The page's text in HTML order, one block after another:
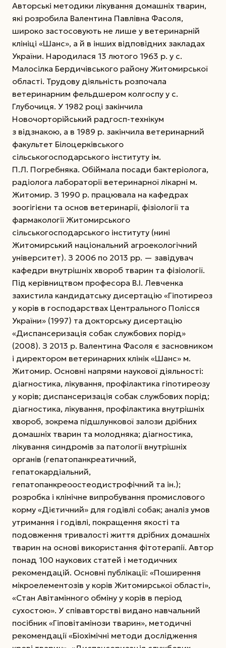
Авторські методики лікування домашніх тварин,
які розробила Валентина Павлівна Фасоля,
широко застосовують не лише у ветеринарній
клініці «Шанс», а й в інших відповідних закладах
України. Народилася 13 лютого 1963 р. у с.
Малосілка Бердичівського району Житомирської
області. Трудову діяльність розпочала
ветеринарним фельдшером колгоспу у с.
Глубочиця. У 1982 році закінчила
Новочорторійський радгосп-технікум
з відзнакою, а в 1989 р. закінчила ветеринарний
факультет Білоцерківського
сільськогосподарського інституту ім.
П.Л. Погребняка. Обіймала посади бактеріолога,
радіолога лабораторії ветеринарної лікарні м.
Житомир. З 1990 р. працювала на кафедрах
зоогігієни та основ ветеринарії, фізіології та
фармакології Житомирського
сільськогосподарського інституту (нині
Житомирський національний агроекологічний
університет). З 2006 по 2013 рр. — завідувач
кафедри внутрішніх хвороб тварин та фізіології.
Під керівництвом професора В.І. Левченка
захистила кандидатську дисертацію «Гіпотиреоз
у корів в господарствах Центрального Полісся
України» (1997) та докторську дисертацію
«Диспансеризація собак службових порід»
(2008). З 2013 р. Валентина Фасоля є засновником
і директором ветеринарних клінік «Шанс» м.
Житомир. Основні напрями наукової діяльності:
діагностика, лікування, профілактика гіпотиреозу
у корів; диспансеризація собак службових порід;
діагностика, лікування, профілактика внутрішніх
хвороб, зокрема підшлункової залози дрібних
домашніх тварин та молодняка; діагностика,
лікування синдромів за патології внутрішніх
органів (гепатопанкреатичний,
гепатокардіальний,
гепатопанкреоостеодистрофічний та ін.);
розробка і клінічне випробування промислового
корму «Дієтичний» для годівлі собак; аналіз умов
утримання і годівлі, покращення якості та
подовження тривалості життя дрібних домашніх
тварин на основі використання фітотерапії. Автор
понад 100 наукових статей і методичних
рекомендацій. Основні публікації: «Поширення
мікроелементозів у корів Житомирської області»,
«Стан Авітамінного обміну у корів в період
сухостою». У співавторстві видано навчальний
посібник «Гіповітамінози тварин», методичні
рекомендації «Біохімічні методи дослідження